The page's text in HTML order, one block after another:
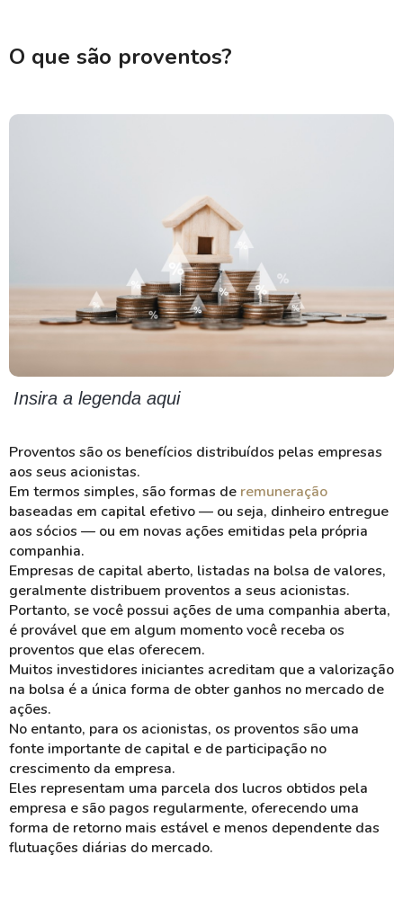
O que são proventos?
Insira a legenda aqui
Proventos são os benefícios distribuídos pelas empresas
aos seus acionistas.
Em termos simples, são formas de remuneração
baseadas em capital efetivo — ou seja, dinheiro entregue
aos sócios — ou em novas ações emitidas pela própria
companhia.
Empresas de capital aberto, listadas na bolsa de valores,
geralmente distribuem proventos a seus acionistas.
Portanto, se você possui ações de uma companhia aberta,
é provável que em algum momento você receba os
proventos que elas oferecem.
Muitos investidores iniciantes acreditam que a valorização
na bolsa é a única forma de obter ganhos no mercado de
ações.
No entanto, para os acionistas, os proventos são uma
fonte importante de capital e de participação no
crescimento da empresa.
Eles representam uma parcela dos lucros obtidos pela
empresa e são pagos regularmente, oferecendo uma
forma de retorno mais estável e menos dependente das
flutuações diárias do mercado.